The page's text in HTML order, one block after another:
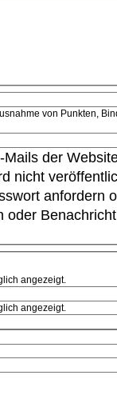
von Punkten,
der
nicht
anfordern
angezeigt.
angezeigt.